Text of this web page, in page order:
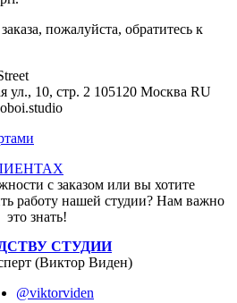
пожалуйста, обратитесь к
ул., 10, стр. 2 105120 Москва RU
с заказом или вы хотите
работу нашей студии? Нам важно
это знать!
СТУДИИ
(Виктор Виден)
@viktorviden